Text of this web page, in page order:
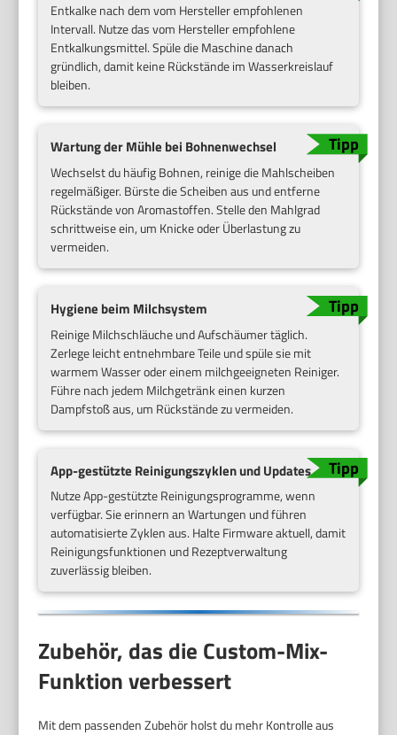
Entkalke nach dem vom Hersteller empfohlenen
Intervall. Nutze das vom Hersteller empfohlene
Entkalkungsmittel. Spüle die Maschine danach
gründlich, damit keine Rückstände im Wasserkreislauf
bleiben.
Wartung der Mühle bei Bohnenwechsel
Wechselst du häufig Bohnen, reinige die Mahlscheiben
regelmäßiger. Bürste die Scheiben aus und entferne
Rückstände von Aromastoffen. Stelle den Mahlgrad
schrittweise ein, um Knicke oder Überlastung zu
vermeiden.
Hygiene beim Milchsystem
Reinige Milchschläuche und Aufschäumer täglich.
Zerlege leicht entnehmbare Teile und spüle sie mit
warmem Wasser oder einem milchgeeigneten Reiniger.
Führe nach jedem Milchgetränk einen kurzen
Dampfstoß aus, um Rückstände zu vermeiden.
App-gestützte Reinigungszyklen und Updates
Nutze App-gestützte Reinigungsprogramme, wenn
verfügbar. Sie erinnern an Wartungen und führen
automatisierte Zyklen aus. Halte Firmware aktuell, damit
Reinigungsfunktionen und Rezeptverwaltung
zuverlässig bleiben.
Zubehör, das die Custom-Mix-
Funktion verbessert
Mit dem passenden Zubehör holst du mehr Kontrolle aus